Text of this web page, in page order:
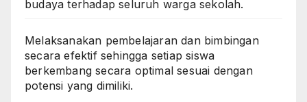
budaya terhadap seluruh warga sekolah.
Melaksanakan pembelajaran dan bimbingan
secara efektif sehingga setiap siswa
berkembang secara optimal sesuai dengan
potensi yang dimiliki.